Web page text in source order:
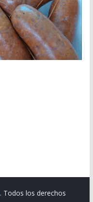
. Todos los derechos